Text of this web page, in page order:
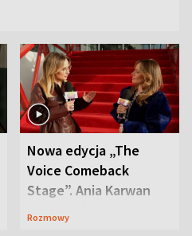
Nowa edycja „The
Voice Comeback
Stage”. Ania Karwan
zapowiada
Rozmowy